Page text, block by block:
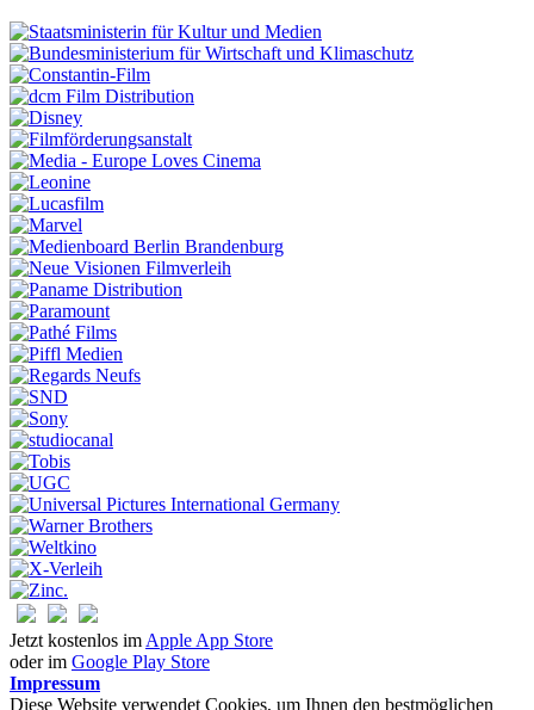
Jetzt kostenlos im Apple App Store
oder im Google Play Store
Impressum
Diese Website verwendet Cookies, um Ihnen den bestmöglichen